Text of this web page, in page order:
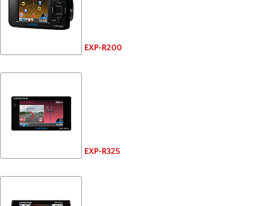
EXP-R200
EXP-R325